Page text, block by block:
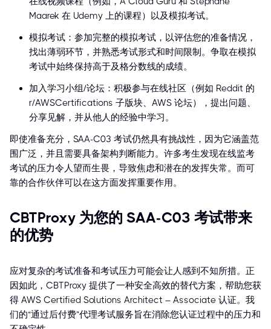
Maarek 在 Udemy 上的课程）以及模拟考试。
模拟考试：参加完整的模拟考试，以评估您的准备情况，
找出薄弱环节，并熟悉考试形式和时间限制。争取在模拟
考试中始终保持高于及格分数线的成绩。
加入学习小组/论坛：积极参与在线社区（例如 Reddit 的
r/AWSCertifications 子版块、AWS 论坛），提出问题、
分享见解，并从他人的经验中学习。
即使准备充分，SAA-C03 考试仍然具有挑战性，因为它涵盖范
围广泛，并且需要具备架构判断能力。许多考生发现在线监考
考试的压力令人望而生畏，导致焦虑和潜在的发挥失常。而可
靠的合作伙伴可以在这方面发挥重要作用。
CBTProxy 为您的 SAA-C03 考试带来
的优势
应对复杂的考试准备和考试压力可能会让人感到不知所措。正
因如此，CBTProxy 提供了一种安全高效的替代方案，帮助您获
得 AWS Certified Solutions Architect – Associate 认证。我
们的“通过后付费”代理考试服务旨在消除您认证过程中的压力和